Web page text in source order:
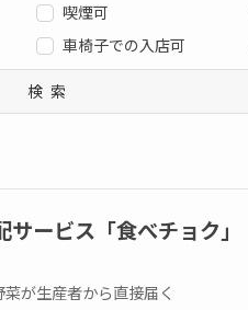
喫煙可
車椅子での入店可
検索
サービス「食べチョク」
が生産者から直接届く